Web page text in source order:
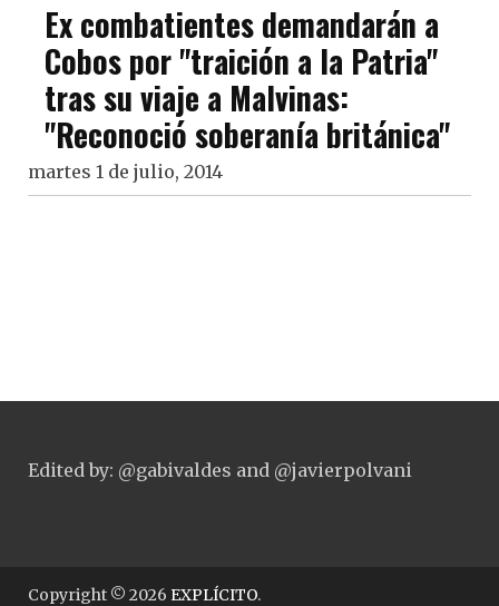
Ex combatientes demandarán a
Cobos por "traición a la Patria"
tras su viaje a Malvinas:
"Reconoció soberanía británica"
martes 1 de julio, 2014
Edited by: @gabivaldes and @javierpolvani
Copyright © 2026 EXPLÍCITO.